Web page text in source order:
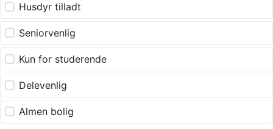
Husdyr tilladt
Seniorvenlig
Kun for studerende
Delevenlig
Almen bolig